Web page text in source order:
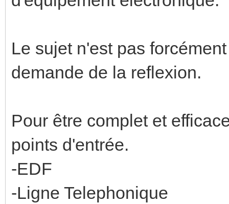
Le sujet n'est pas
demande de la reflexion.
Pour être complet et
points d'entrée.
-EDF
-Ligne Telephonique